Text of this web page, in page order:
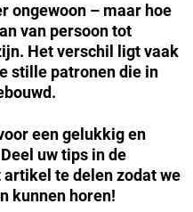
ongewoon – maar hoe
van persoon tot
Het verschil ligt vaak
stille patronen die in
een gelukkig en
uw tips in de
te delen zodat we
kunnen horen!